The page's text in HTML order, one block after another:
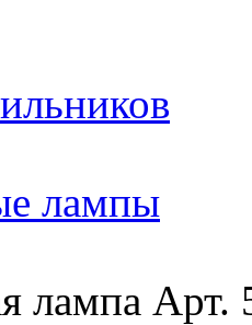
лампы
лампа